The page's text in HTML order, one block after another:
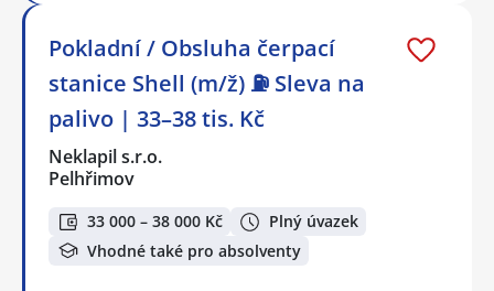
Pokladní / Obsluha čerpací
stanice Shell (m/ž) ⛽ Sleva na
palivo | 33–38 tis. Kč
Neklapil s.r.o.
Pelhřimov
33 000 – 38 000 Kč
Plný úvazek
Vhodné také pro absolventy